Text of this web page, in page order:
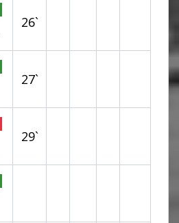
26`
27`
29`